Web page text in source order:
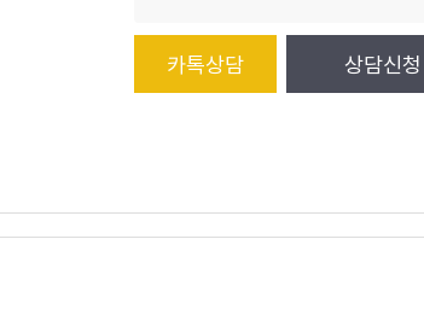
카톡상담 상담신청